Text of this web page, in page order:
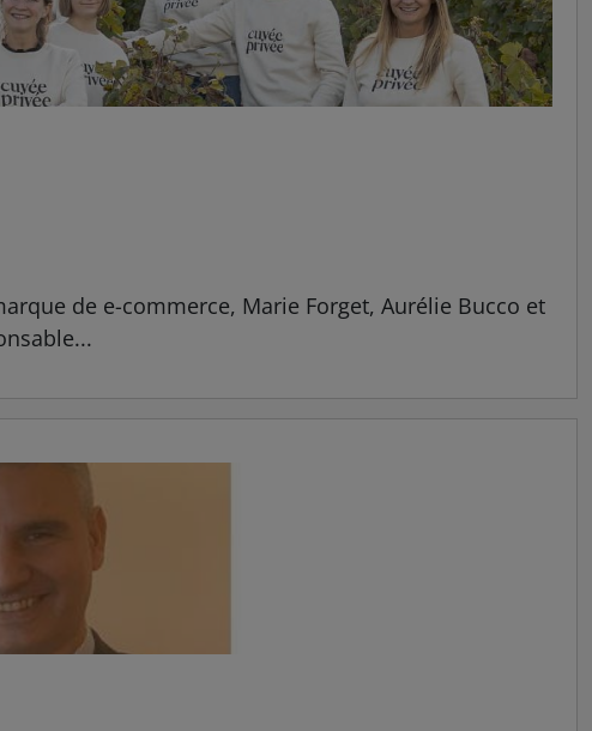
de e-commerce, Marie Forget, Aurélie Bucco et